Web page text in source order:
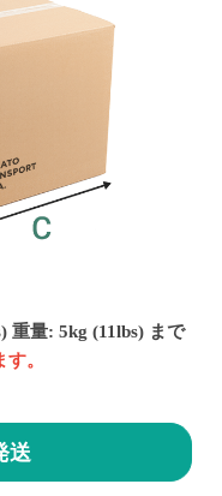
重量: 5kg (11lbs) まで
。
送